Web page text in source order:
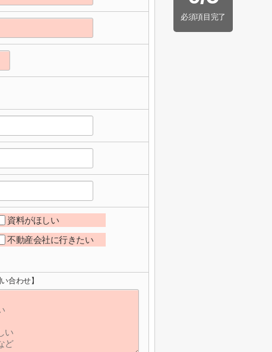
必須項目完了
資料がほしい
不動産会社に行きたい
合わせ】